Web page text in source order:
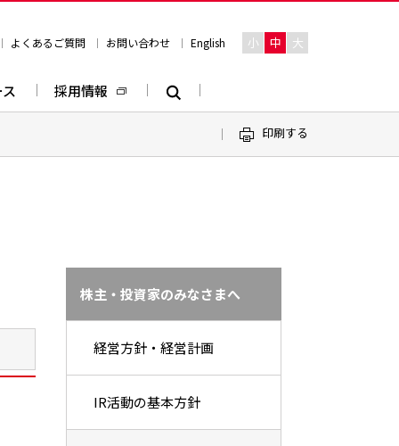
よくあるご質問 お問い合わせ English 小 中 大
採用情報
印刷する
株主・投資家のみなさまへ
経営方針・経営計画
IR活動の基本方針